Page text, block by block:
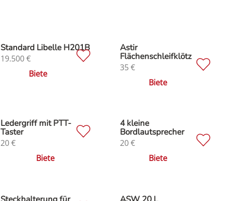
Standard Libelle H201B
19.500 €
Biete
Astir
Flächenschleifklötz
35€
Biete
Ledergriff mit PTT-
Taster
20 €
Biete
4 kleine
Bordlautsprecher
20€
Biete